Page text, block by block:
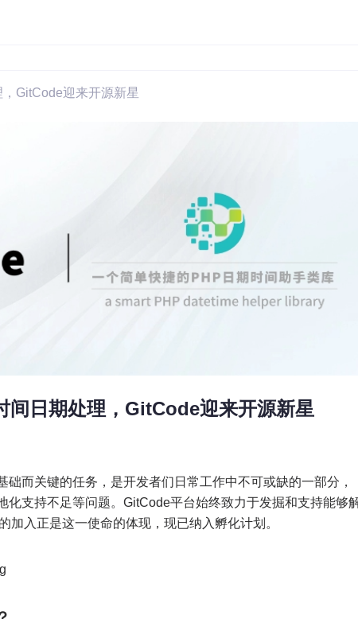
GitCode迎来开源新星
间日期处理，GitCode迎来开源新星
而关键的任务，是开发者们日常工作中不可或缺的一部分，
化支持不足等问题。GitCode平台始终致力于发掘和支持能够
入正是这一使命的体现，现已纳入孵化计划。